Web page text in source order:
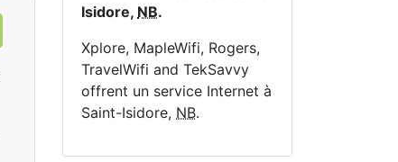
Isidore, NB.
Xplore, MapleWifi, Rogers,
TravelWifi and TekSavvy
offrent un service Internet à
Saint-Isidore, NB.